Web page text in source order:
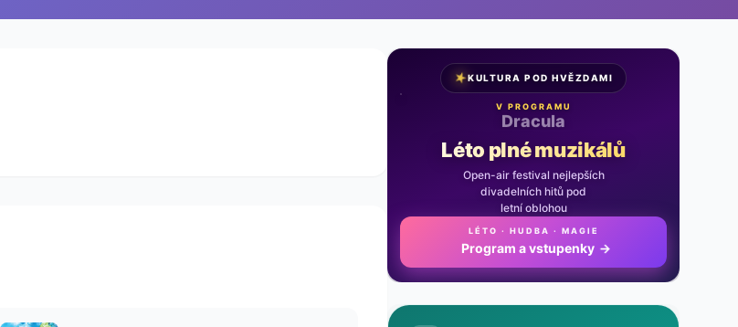
★KULTURA POD HVĚZDAMI
V PROGRAMU
Noc na Karlštejně
Léto plné muzikálů
Open-air festival nejlepších
divadelních hitů pod
letní oblohou
LÉTO · HUDBA · MAGIE
Program a vstupenky →